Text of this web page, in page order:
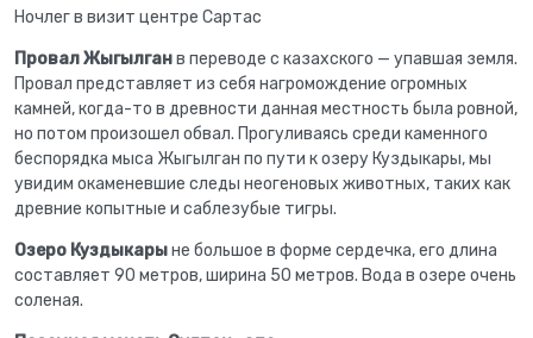
Ночлег в визит центре Сартас
Провал Жыгылганв переводе с казахского — упавшая земля.
Провал представляет из себя нагромождение огромных
камней, когда-то в древности данная местность была ровной,
но потом произошел обвал. Прогуливаясь среди каменного
беспорядка мыса Жыгылган по пути к озеру Куздыкары, мы
увидим окаменевшие следы неогеновых животных, таких как
древние копытные и саблезубые тигры.
Озеро Куздыкарыне большое в форме сердечка, его длина
составляет 90 метров, ширина 50 метров. Вода в озере очень
соленая.